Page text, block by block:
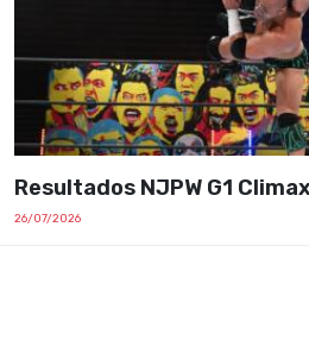
Resultados NJPW G1
26/07/2026